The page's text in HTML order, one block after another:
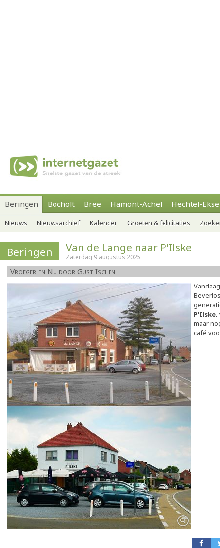
Beringen Bocholt Bree Hamont-Achel Hechtel-
Nieuws Nieuwsarchief Kalender Groeten & felicitaties
Beringen Van de Lange naar P'Ilske
Zaterdag 9 augustus 2025
Vroeger en Nu door Gust Ischen
P'Ilske,
maar
café